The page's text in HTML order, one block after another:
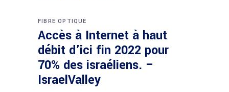
FIBRE OPTIQUE
Accès à Internet à haut
débit d’ici fin 2022 pour
70% des israéliens. –
IsraelValley